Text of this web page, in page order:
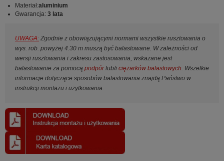
Materiał:aluminium
Gwarancja: 3 lata
UWAGA: Zgodnie z obowiązującymi normami wszystkie rusztowania o
wys. rob. powyżej 4.30 m muszą być balastowane. W zależności od
wersji rusztowania i zakresu zastosowania, wskazane jest
balastowanie za pomocą podpórlub/i ciężarków balastowych. Wszelkie
informacje dotyczące sposobów balastowania znajdą Państwo w
instrukcji montażu i użytkowania.